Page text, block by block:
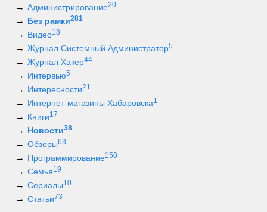
Администрирование20
Без рамки281
Видео18
Журнал Системный Администратор5
Журнал Хакер44
Интервью5
Интересности21
Интернет-магазины Хабаровска1
Книги17
Новости38
Обзоры63
Программирование150
Семья19
Сериалы10
Статьи 73